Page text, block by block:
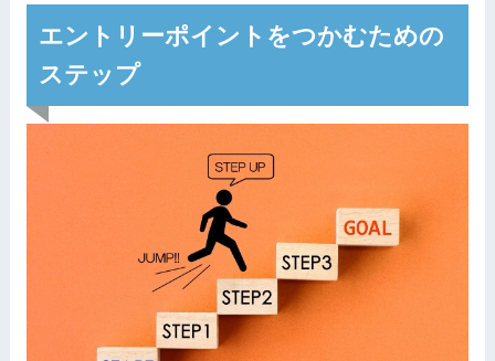
エントリーポイントをつかむための
ステップ